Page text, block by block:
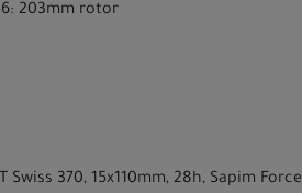
203mm rotor
370, 15x110mm, 28h, Sapim Force